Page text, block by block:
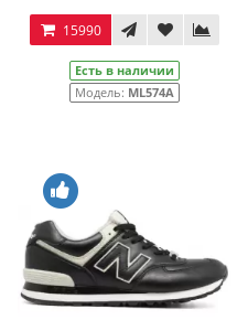
15990
Есть в наличии
Модель: ML574A